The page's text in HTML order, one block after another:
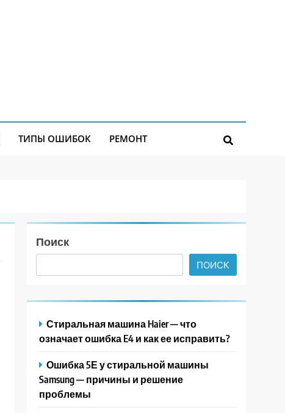
ТИПЫ ОШИБОК РЕМОНТ
Поиск
ПОИСК
Стиральная машина Haier — что
означает ошибка E4 и как ее исправить?
Ошибка 5Е у стиральной машины
Samsung — причины и решение
проблемы